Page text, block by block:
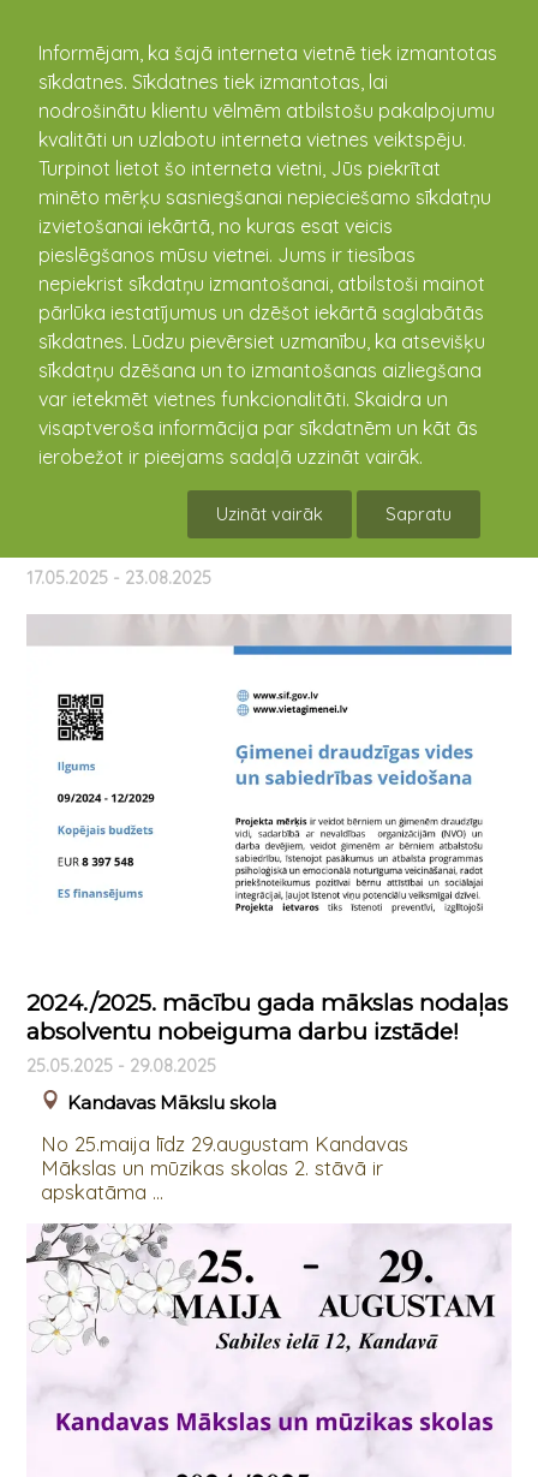
Informējam, ka šajā interneta vietnē tiek izmantotas
sīkdatnes. Sīkdatnes tiek izmantotas, lai
nodrošinātu klientu vēlmēm atbilstošu pakalpojumu
kvalitāti un uzlabotu interneta vietnes veiktspēju.
Turpinot lietot šo interneta vietni, Jūs piekrītat
minēto mērķu sasniegšanai nepieciešamo sīkdatņu
izvietošanai iekārtā, no kuras esat veicis
pieslēgšanos mūsu vietnei. Jums ir tiesības
nepiekrist sīkdatņu izmantošanai, atbilstoši mainot
pārlūka iestatījumus un dzēšot iekārtā saglabātās
sīkdatnes. Lūdzu pievērsiet uzmanību, ka atsevišķu
sīkdatņu dzēšana un to izmantošanas aizliegšana
var ietekmēt vietnes funkcionalitāti. Skaidra un
visaptveroša informācija par sīkdatnēm un kāt ās
ierobežot ir pieejams sadaļā uzzināt vairāk.
Uzināt vairāk Sapratu
kandava.lv
PASĀKUMU
KALENDĀRS
"Ģimenei draudzīgas vides un sabiedrības
veidošana" Zantē, “Indānos”, Grenčos un
17.05.2025 - 23.08.2025
2024./2025. mācību gada mākslas nodaļas
absolventu nobeiguma darbu izstāde!
25.05.2025 - 29.08.2025
Kandavas Mākslu skola
No 25.maija līdz 29.augustam Kandavas
Mākslas un mūzikas skolas 2. stāvā ir
apskatāma ...